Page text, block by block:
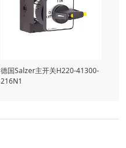
德国Salzer主开关H220-41300-
216N1